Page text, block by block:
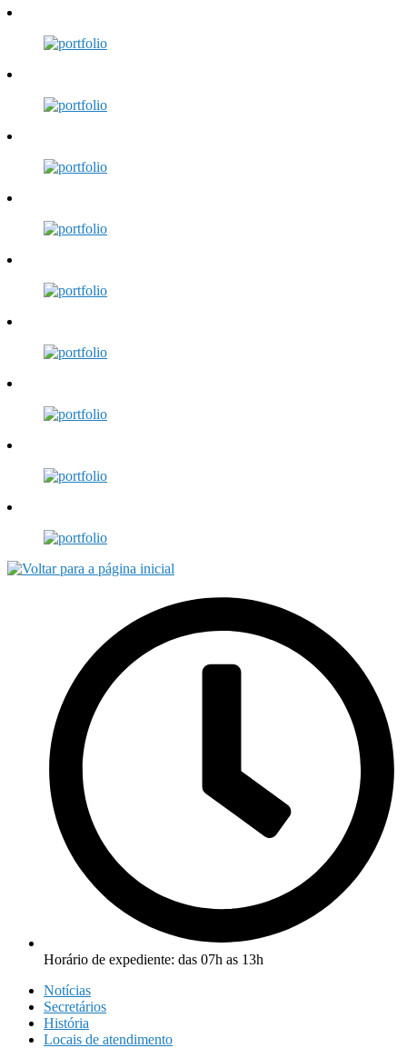
Horário de expediente: das 07h as 13h
Notícias
Secretários
História
Locais de atendimento